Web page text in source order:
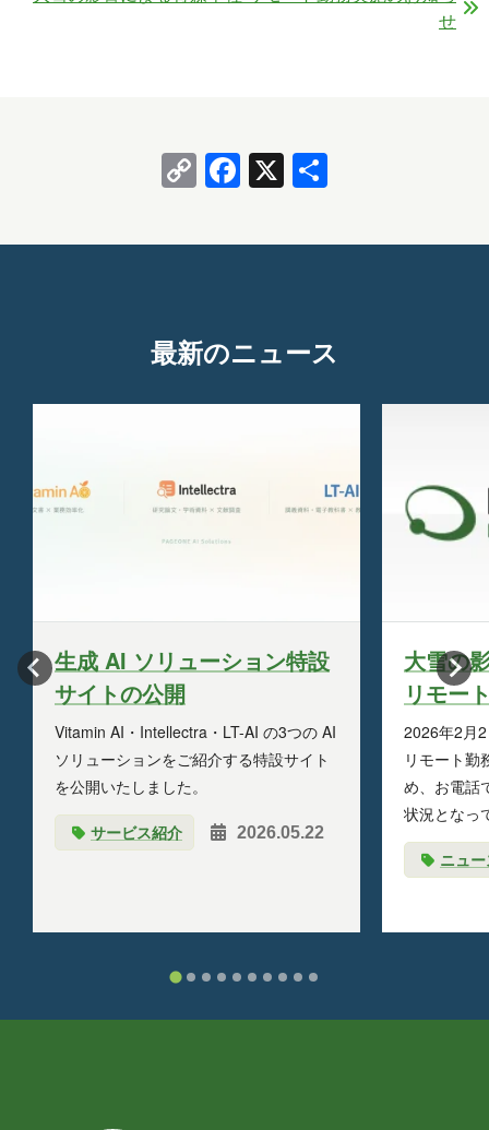
せ
Copy
Link
Facebook
X
最新のニュース
生成 AI ソリューション特設
サイトの公開
Vitamin AI・Intellectra・LT-AI の3つの AI
ソリューションをご紹介する特設サイト
を公開いたしました。
サービス紹介 2026.05.22
大雪の
リモー
2026年2月
リモート勤
め、お電話
状況となっ
ニュ